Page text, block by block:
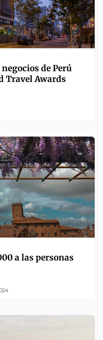
de Perú
Travel Awards
a las personas